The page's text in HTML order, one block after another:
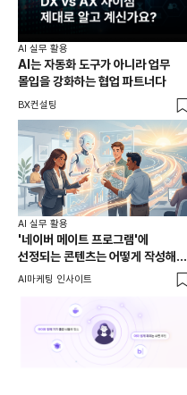
AI 실무 활용
AI는 자동화 도구가 아니라 업무
몰입을 강화하는 협업 파트너다
BX컨설팅
AI 실무 활용
'네이버 메이트 프로그램'에
선정되는 콘텐츠는 어떻게 작성해야
하나!
AI마케팅 인사이트